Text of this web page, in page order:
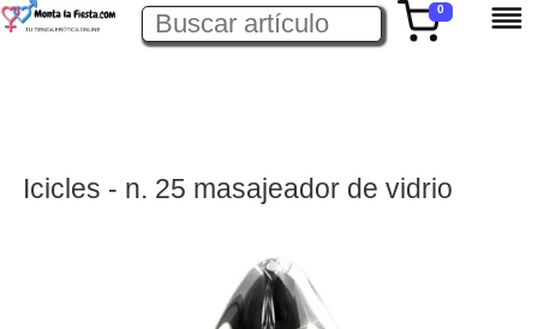
0
Icicles - n. 25 masajeador de vidrio